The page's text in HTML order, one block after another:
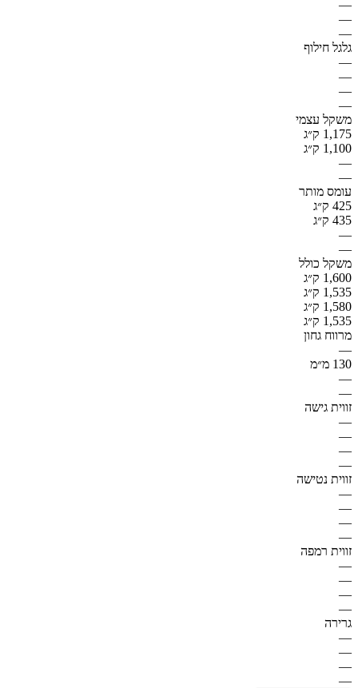
—
—
—
גלגל חילוף
—
—
—
—
משקל עצמי
1,175 ק״ג
1,100 ק״ג
—
—
עומס מותר
425 ק״ג
435 ק״ג
—
—
משקל כולל
1,600 ק״ג
1,535 ק״ג
1,580 ק״ג
1,535 ק״ג
מרווח גחון
—
130 מ״מ
—
—
זווית גישה
—
—
—
—
זווית נטישה
—
—
—
—
זווית רמפה
—
—
—
—
גרירה
—
—
—
—